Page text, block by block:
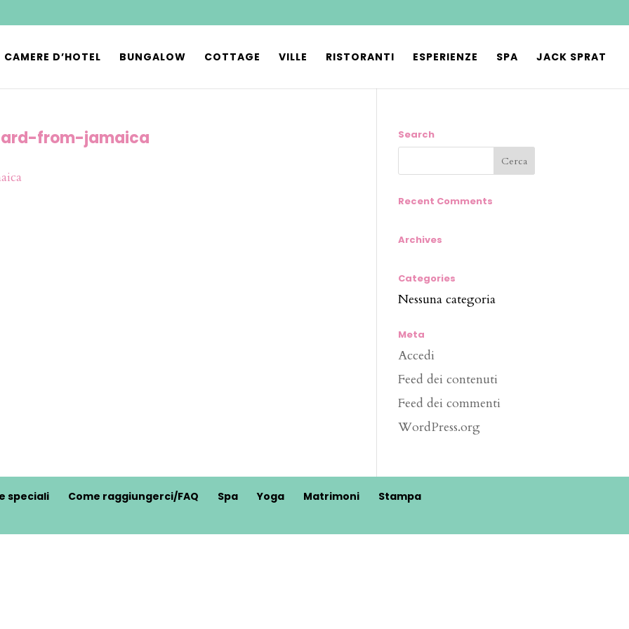
CAMERE D’HOTEL BUNGALOW COTTAGE VILLE RISTORANTI ESPERIENZE SPA JACK SPRAT
from-jamaica Search
Recent Comments
Archives
Categories
Nessuna categoria
Meta
Accedi
Feed dei contenuti
Feed dei commenti
WordPress.org
speciali Come raggiungerci/FAQ Spa Yoga Matrimoni
Stampa